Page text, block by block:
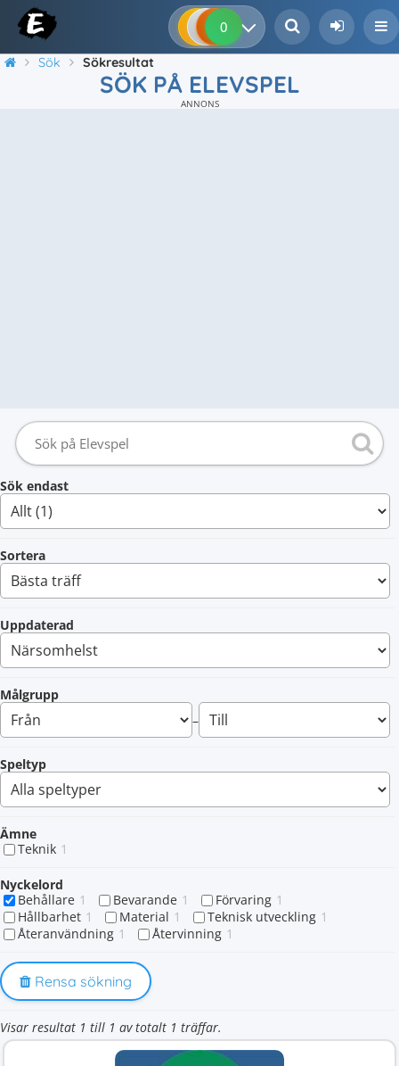
0 0 0
Sök Sökresultat
SÖK PÅ ELEVSPEL
ANNONS
Sök endast
Sortera
Uppdaterad
Målgrupp
–
Speltyp
Ämne
Teknik 1
Nyckelord
Behållare 1 Bevarande 1 Förvaring 1
Hållbarhet 1 Material 1 Teknisk utveckling 1
Återanvändning 1 Återvinning 1
Rensa sökning
Visar resultat 1 till 1 av totalt 1 träffar.